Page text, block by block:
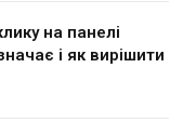
на панелі
і як вирішити